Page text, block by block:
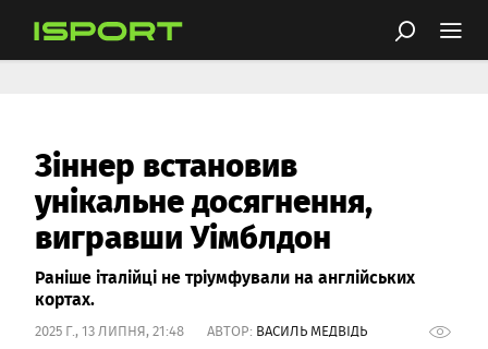
Зіннер встановив
унікальне досягнення,
вигравши Уімблдон
Раніше італійці не тріумфували на англійських
кортах.
2025 Г., 13 ЛИПНЯ, 21:48 АВТОР: ВАСИЛЬ МЕДВІДЬ